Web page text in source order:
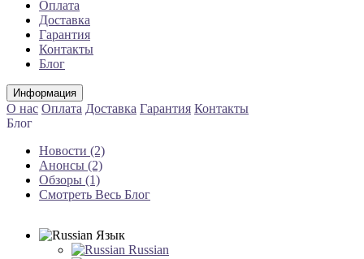
Оплата
Доставка
Гарантия
Контакты
Блог
Информация
О нас Оплата Доставка Гарантия Контакты
Блог
Новости (2)
Анонсы (2)
Обзоры (1)
Смотреть Весь Блог
Язык
Russian